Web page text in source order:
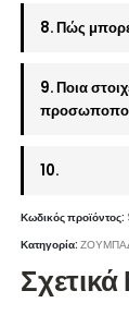
8. Πώς
9. Ποια
10.
Κωδικός προϊόντος:
Κατηγορία: